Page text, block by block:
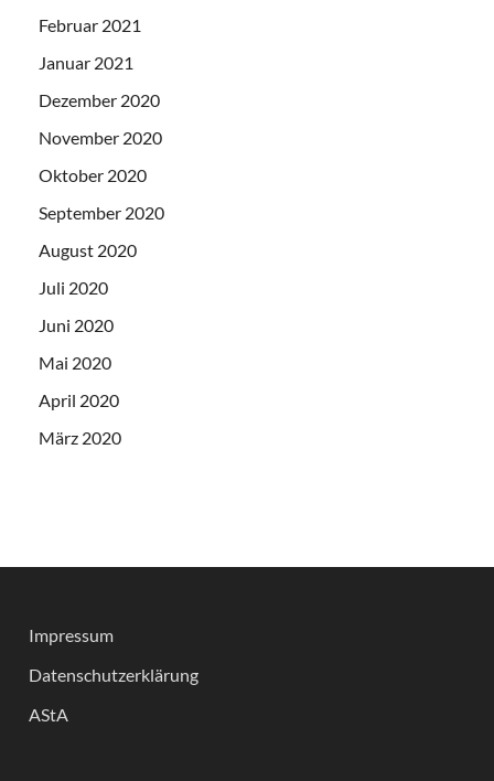
Februar 2021
Januar 2021
Dezember 2020
November 2020
Oktober 2020
September 2020
August 2020
Juli 2020
Juni 2020
Mai 2020
April 2020
März 2020
Impressum
Datenschutzerklärung
AStA